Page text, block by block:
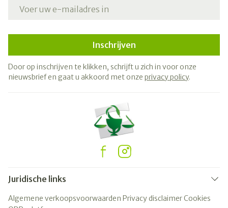
Inschrijven
Door op inschrijven te klikken, schrijft u zich in voor onze
nieuwsbrief en gaat u akkoord met onze privacy policy.
Juridische links
Algemene verkoopsvoorwaarden Privacy disclaimerCookies